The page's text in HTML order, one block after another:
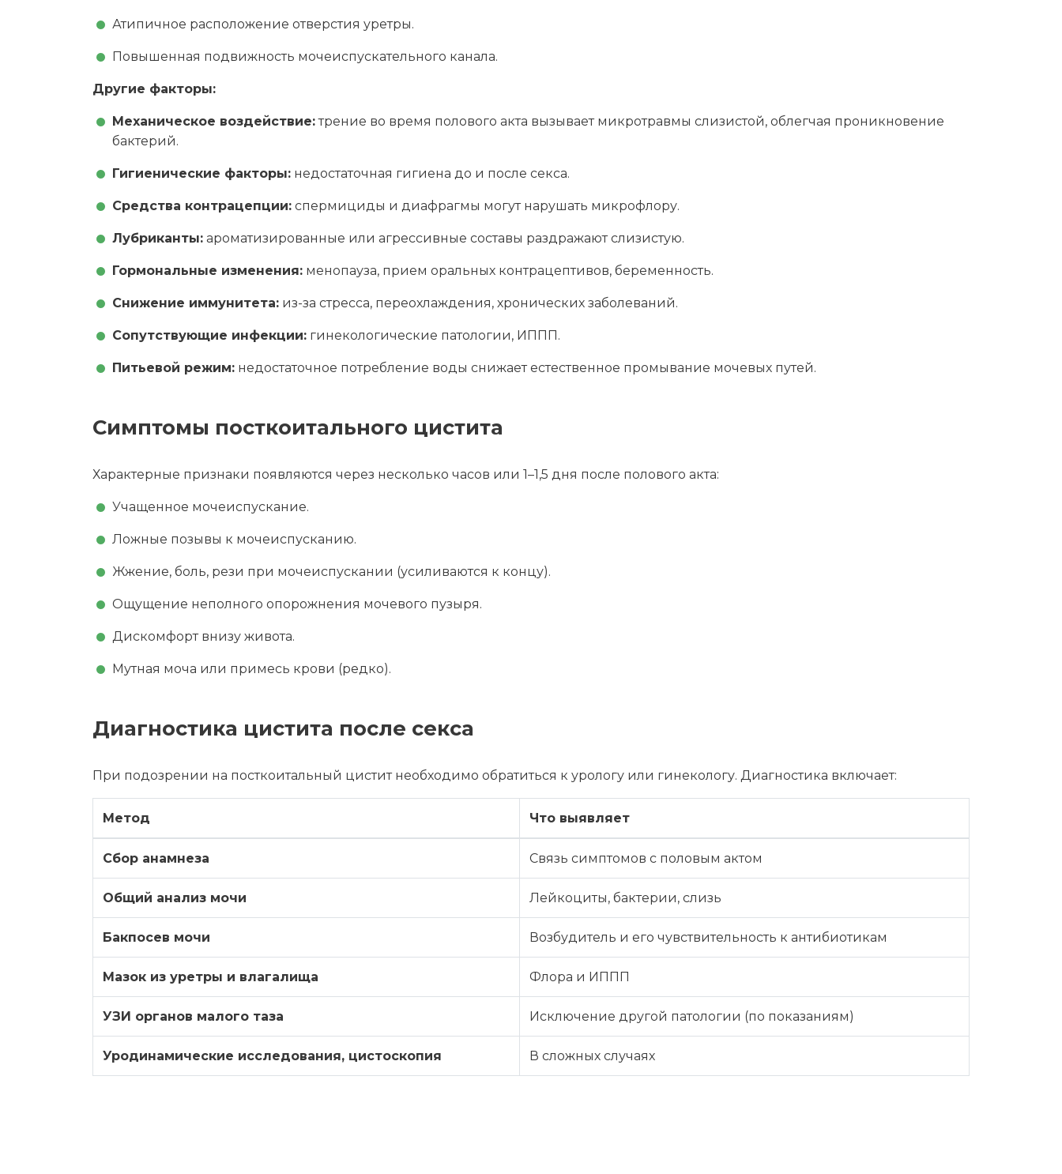
Атипичное расположение отверстия уретры.
Повышенная подвижность мочеиспускательного канала.
Другие факторы:
Механическое воздействие:трение во время полового акта вызывает микротравмы слизистой, облегчая проникновение
бактерий.
Гигиенические факторы: недостаточная гигиена до и после секса.
Средства контрацепции: спермициды и диафрагмы могут нарушать микрофлору.
Лубриканты: ароматизированные или агрессивные составы раздражают слизистую.
Гормональные изменения: менопауза, прием оральных контрацептивов, беременность.
Снижение иммунитета: из-за стресса, переохлаждения, хронических заболеваний.
Сопутствующие инфекции: гинекологические патологии, ИППП.
Питьевой режим: недостаточное потребление воды снижает естественное промывание мочевых путей.
Симптомы посткоитального цистита
Характерные признаки появляются через несколько часов или 1–1,5 дня после полового акта:
Учащенное мочеиспускание.
Ложные позывы к мочеиспусканию.
Жжение, боль, рези при мочеиспускании (усиливаются к концу).
Ощущение неполного опорожнения мочевого пузыря.
Дискомфорт внизу живота.
Мутная моча или примесь крови (редко).
Диагностика цистита после секса
При подозрении на посткоитальный цистит необходимо обратиться к урологу или гинекологу. Диагностика включает:
Метод Что выявляет
Сбор анамнеза Связь симптомов с половым актом
Общий анализ мочи Лейкоциты, бактерии, слизь
Бакпосев мочи Возбудитель и его чувствительность к антибиотикам
Мазок из уретры и влагалища Флора и ИППП
УЗИ органов малого таза Исключение другой патологии (по показаниям)
Уродинамические исследования, цистоскопия В сложных случаях